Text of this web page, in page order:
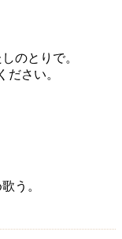
のとりで。
ださい。
う。